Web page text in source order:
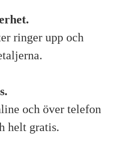
ringer upp och
och över telefon
helt gratis.